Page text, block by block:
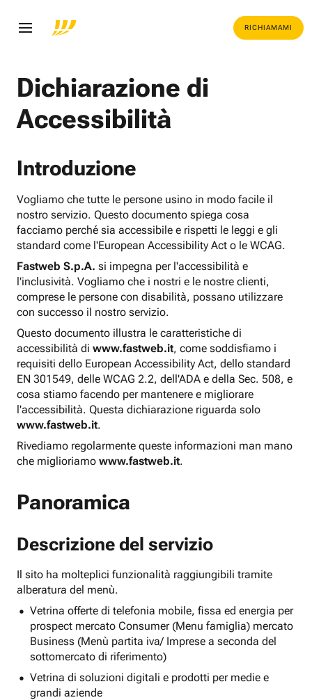
RICHIAMAMI
Dichiarazione di
Accessibilità
Introduzione
Vogliamo che tutte le persone usino in modo facile il
nostro servizio. Questo documento spiega cosa
facciamo perché sia accessibile e rispetti le leggi e gli
standard come l'European Accessibility Act o le WCAG.
Fastweb S.p.A. si impegna per l'accessibilità e
l'inclusività. Vogliamo che i nostri e le nostre clienti,
comprese le persone con disabilità, possano utilizzare
con successo il nostro servizio.
Questo documento illustra le caratteristiche di
accessibilità di www.fastweb.it, come soddisfiamo i
requisiti dello European Accessibility Act, dello standard
EN 301549, delle WCAG 2.2, dell'ADA e della Sec. 508, e
cosa stiamo facendo per mantenere e migliorare
l'accessibilità. Questa dichiarazione riguarda solo
www.fastweb.it.
Rivediamo regolarmente queste informazioni man mano
che miglioriamo www.fastweb.it.
Panoramica
Descrizione del servizio
Il sito ha molteplici funzionalità raggiungibili tramite
alberatura del menù.
Vetrina offerte di telefonia mobile, fissa ed energia per
prospect mercato Consumer (Menu famiglia) mercato
Business (Menù partita iva/ Imprese a seconda del
sottomercato di riferimento)
Vetrina di soluzioni digitali e prodotti per medie e
grandi aziende